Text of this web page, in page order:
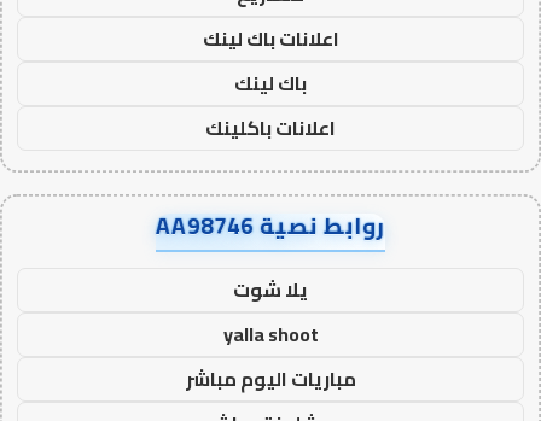
اعلانات باك لينك
باك لينك
اعلانات باكلينك
روابط نصية AA98746
يلا شوت
yalla shoot
مباريات اليوم مباشر